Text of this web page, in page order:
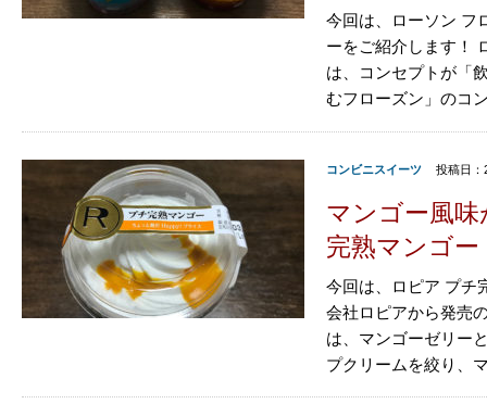
今回は、ローソン フ
ーをご紹介します！
は、コンセプトが「
むフローズン」のコ
コンビニスイーツ 投稿日：
マンゴー風
完熟マンゴ
今回は、ロピア プチ
会社ロピアから発売
は、マンゴーゼリー
プクリームを絞り、